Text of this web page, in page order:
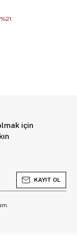
%21
için
KAYIT OL